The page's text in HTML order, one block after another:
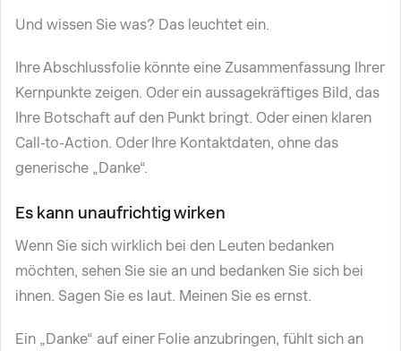
Und wissen Sie was? Das leuchtet ein.
Ihre Abschlussfolie könnte eine Zusammenfassung Ihrer
Kernpunkte zeigen. Oder ein aussagekräftiges Bild, das
Ihre Botschaft auf den Punkt bringt. Oder einen klaren
Call-to-Action. Oder Ihre Kontaktdaten, ohne das
generische „Danke“.
Es kann unaufrichtig wirken
Wenn Sie sich wirklich bei den Leuten bedanken
möchten, sehen Sie sie an und bedanken Sie sich bei
ihnen. Sagen Sie es laut. Meinen Sie es ernst.
Ein „Danke“ auf einer Folie anzubringen, fühlt sich an